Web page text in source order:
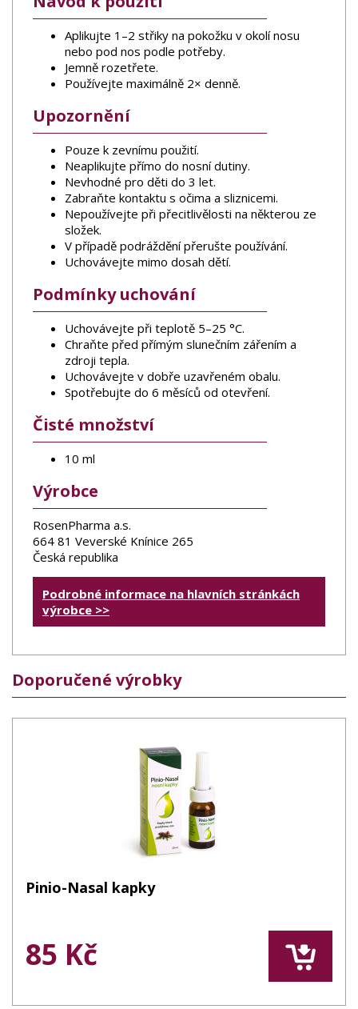
Aplikujte 1–2 střiky na pokožku v okolí nosu
nebo pod nos podle potřeby.
Jemně rozetřete.
Používejte maximálně 2× denně.
Upozornění
Pouze k zevnímu použití.
Neaplikujte přímo do nosní dutiny.
Nevhodné pro děti do 3 let.
Zabraňte kontaktu s očima a sliznicemi.
Nepoužívejte při přecitlivělosti na některou ze
složek.
V případě podráždění přerušte používání.
Uchovávejte mimo dosah dětí.
Podmínky uchování
Uchovávejte při teplotě 5–25 °C.
Chraňte před přímým slunečním zářením a
zdroji tepla.
Uchovávejte v dobře uzavřeném obalu.
Spotřebujte do 6 měsíců od otevření.
Čisté množství
10 ml
Výrobce
RosenPharma a.s.
664 81 Veverské Knínice 265
Česká republika
Podrobné informace na hlavních stránkách
výrobce >>
Doporučené výrobky
Pinio-Nasal kapky
85 Kč